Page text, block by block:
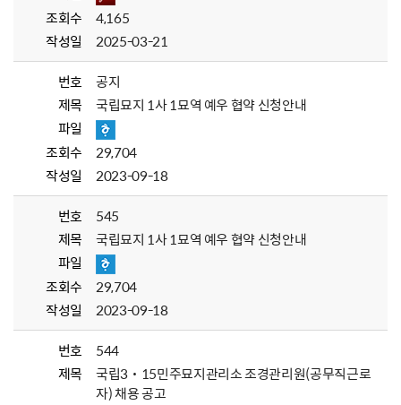
조회수
4,165
작성일
2025-03-21
번호
공지
제목
국립묘지 1사 1묘역 예우 협약 신청안내
파일
조회수
29,704
작성일
2023-09-18
번호
545
제목
국립묘지 1사 1묘역 예우 협약 신청안내
파일
조회수
29,704
작성일
2023-09-18
번호
544
제목
국립3˙15민주묘지관리소 조경관리원(공무직근로
자) 채용 공고